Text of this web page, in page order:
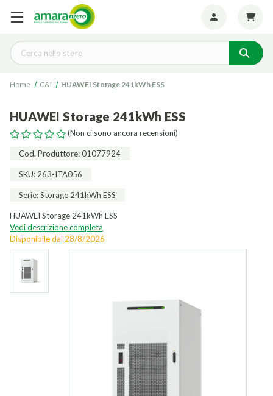
Cerca
Home C&I HUAWEI Storage 241kWh ESS
HUAWEI Storage 241kWh ESS
(Non ci sono ancora recensioni)
Cod. Produttore: 01077924
SKU: 263-ITA056
Serie: Storage 241kWh ESS
HUAWEI Storage 241kWh ESS
Vedi descrizione completa
Disponibile dal 28/8/2026